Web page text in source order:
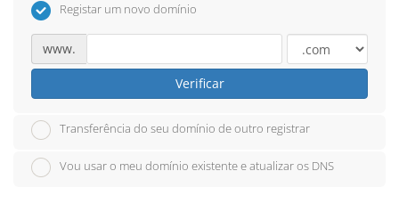
Registar um novo domínio
www.
Verificar
Transferência do seu domínio de outro registrar
Vou usar o meu domínio existente e atualizar os DNS